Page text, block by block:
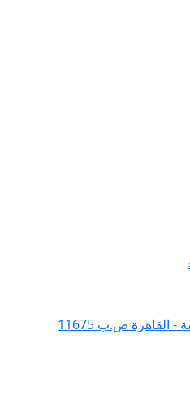
القاهرة ص.ب 11675